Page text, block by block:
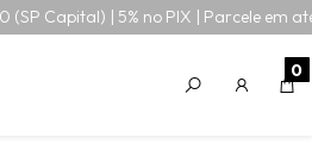
Capital) | 5% no PIX | Parcele em
0